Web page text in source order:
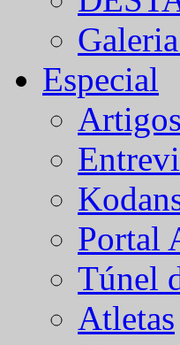
Especial
Artigos
Portal
Túnel
Atletas